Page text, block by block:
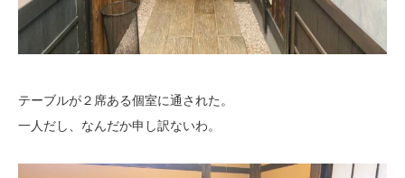
テーブルが２席ある個室に通された。
一人だし、なんだか申し訳ないわ。